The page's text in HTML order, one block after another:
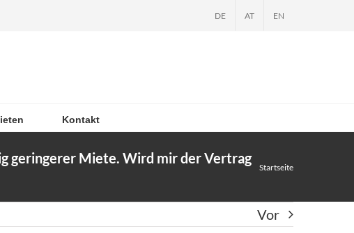
DE AT EN
Kontakt
geringerer Miete. Wird mir der Vertrag
Startseite
Vor